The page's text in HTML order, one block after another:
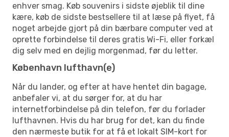
enhver smag. Køb souvenirs i sidste øjeblik til dine
kære, køb de sidste bestsellere til at læse på flyet, få
noget arbejde gjort på din bærbare computer ved at
oprette forbindelse til deres gratis Wi-Fi, eller forkæl
dig selv med en dejlig morgenmad, før du letter.
København lufthavn(e)
Når du lander, og efter at have hentet din bagage,
anbefaler vi, at du sørger for, at du har
internetforbindelse på din telefon, før du forlader
lufthavnen. Hvis du har brug for det, kan du finde
den nærmeste butik for at få et lokalt SIM-kort for